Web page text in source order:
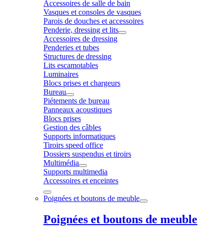
Accessoires de salle de bain
Vasques et consoles de vasques
Parois de douches et accessoires
Penderie, dressing et lits
Accessoires de dressing
Penderies et tubes
Structures de dressing
Lits escamotables
Luminaires
Blocs prises et chargeurs
Bureau
Piétements de bureau
Panneaux acoustiques
Blocs prises
Gestion des câbles
Supports informatiques
Tiroirs speed office
Dossiers suspendus et tiroirs
Multimédia
Supports multimedia
Accessoires et enceintes
Poignées et boutons de meuble
Poignées et boutons de meuble